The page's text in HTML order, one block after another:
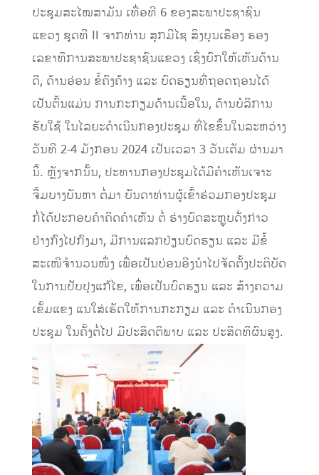
ປະຊຸມສະໄໝສາມັນ ເທື່ອທີ 6 ຂອງສະພາປະຊາຊົນ
ແຂວງ ຊຸດທີ II ຈາກທ່ານ ສຸກມີໄຊ ສິງບຸນເຮືອງ ຮອງ
ເລຂາທິການສະພາປະຊາຊົນແຂວງ ເຊິ່ງຍົກໃຫ້ເຫັນດ້ານ
ດີ, ດ້ານອ່ອນ ຂໍ້ຄົງຄ້າງ ແລະ ບົດຮຽນທີ່ຖອດຖອນໄດ້
ເປັນຕົ້ນແມ່ນ ການກະກຽມດ້ານເນື້ອໃນ, ດ້ານບໍລິການ
ຮັບໃຊ້ ໃນໄລຍະດຳເນີນກອງປະຊຸມ ທີ່ໄຂຂຶ້ນໃນລະຫວ່າງ
ວັນທີ 2-4 ມັງກອນ 2024 ເປັນເວລາ 3 ວັນເຕັມ ຜ່ານມາ
ນີ້. ຫຼັງຈາກນັ້ນ, ປະທານກອງປະຊຸມໄດ້ມີຄໍາເຫັນເຈາະ
ຈີ້ມບາງບັນຫາ ຕໍ່ມາ ບັນດາທ່ານຜູ້ເຂົ້າຮ່ວມກອງປະຊຸມ
ກໍ່ໄດ້ປະກອບຄໍາຄິດຄໍາເຫັນ ຕໍ່ ຮ່າງບົດສະຫຼຸບດັ່ງກ່າວ
ຢ່າງກົງໄປກົງມາ, ມີການແລກປ່ຽນບົດຮຽນ ແລະ ມີຂໍ້
ສະເໜີຈໍານວນໜຶ່ງ ເພື່ອເປັນບ່ອນອີງນຳໄປຈັດຕັ້ງປະຕິບັດ
ໃນການປັບປຸງແກ້ໄຂ, ເພື່ອເປັນບົດຮຽນ ແລະ ສ້າງຄວາມ
ເຂັ້ມແຂງ ແນໃສ່ເຮັດໃຫ້ການກະກຽມ ແລະ ດໍາເນີນກອງ
ປະຊຸມ ໃນຄັ້ງຕໍ່ໄປ ມີປະສິດຕິພາບ ແລະ ປະສິດທິຜົນສູງ.